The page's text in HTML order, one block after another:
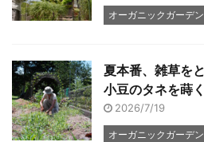
オーガニックガーデ
夏本番、雑草を
小豆のタネを蒔く
2026/7/19
オーガニックガーデ